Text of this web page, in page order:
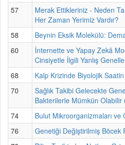
57
Merak Ettikleriniz - Neden
Her Zaman Yerimiz Vardır?
58
Beynin Eksik Molekülü:
60
İnternette ve Yapay Zekâ
Cinsiyetle İlgili Yanlış
68
Kalp Krizinde Biyolojik
70
Sağlık Takibi Gelecekte
Bakterilerle Mümkün Olabilir
74
Bulut Mikroorganizmaları
76
Genetiği Değiştirilmiş